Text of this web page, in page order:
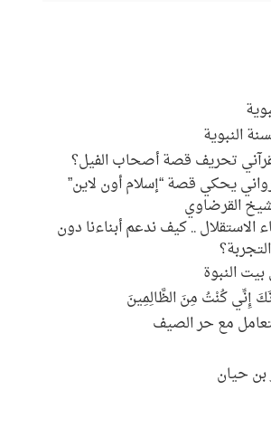
النبوية
تحريف قصة أصحاب الفيل؟
يحكي قصة “إسلام أون لاين”
القرضاوي
الاستقلال .. كيف ندعم أبناءنا دون
النبوة
إِنِّي كُنْتُ مِنَ الظَّالِمِينَ
مع حر الصيف
حيان